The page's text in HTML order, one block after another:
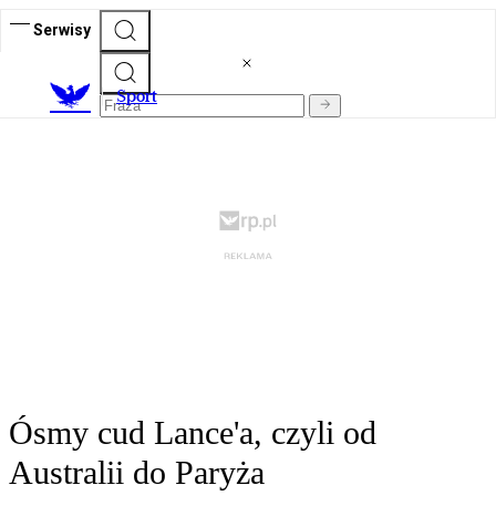
Serwisy
Sport
Ósmy cud Lance'a, czyli od
Australii do Paryża